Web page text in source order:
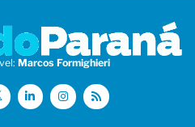
Marcos Formighieri